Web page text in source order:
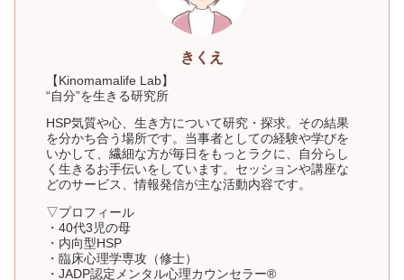
きくえ
【Kinomamalife Lab】
“自分”を生きる研究所
HSP気質や心、生き方について研究・探求。その結果
を分かち合う場所です。当事者としての経験や学びを
いかして、繊細な方が毎日をもっとラクに、自分らし
く生きるお手伝いをしています。セッションや講座な
どのサービス、情報発信が主な活動内容です。
▽プロフィール
・40代3児の母
・内向型HSP
・臨床心理学専攻（修士）
・JADP認定メンタル心理カウンセラー®